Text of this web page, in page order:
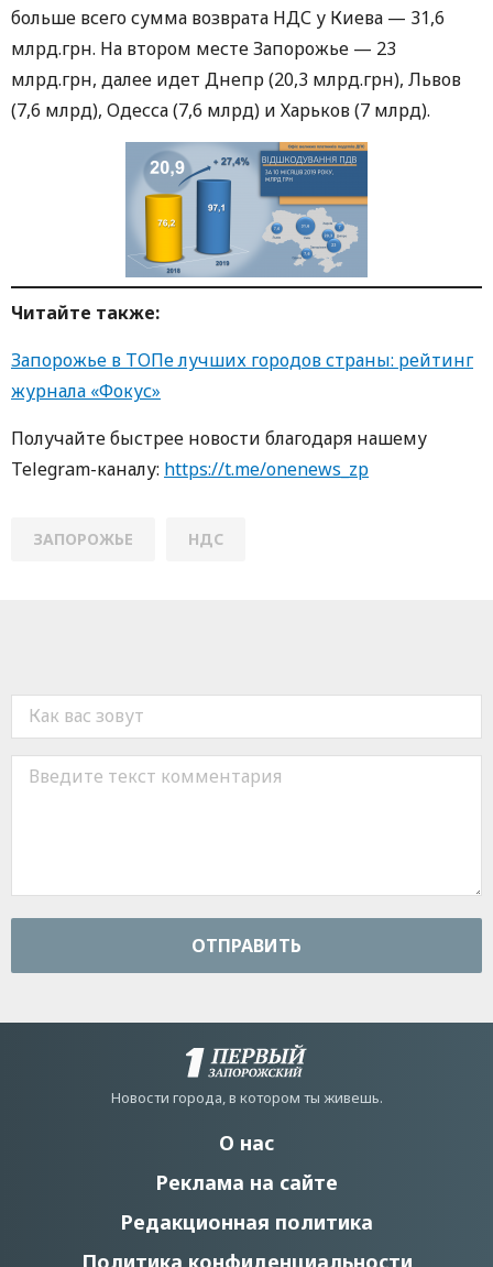
больше всего сумма возврата НДС у Киева — 31,6
млрд.грн. На втором месте Запорожье — 23
млрд.грн, далее идет Днепр (20,3 млрд.грн), Львов
(7,6 млрд), Одесса (7,6 млрд) и Харьков (7 млрд).
Читайте также:
Запорожье в ТОПе лучших городов страны: рейтинг
журнала «Фокус»
Получайте быстрее новости благодаря нашему
Telegram-каналу: https://t.me/onenews_zp
ЗАПОРОЖЬЕ НДС
ОТПРАВИТЬ
Новости города, в котором ты живешь.
О нас
Реклама на сайте
Редакционная политика
Политика конфиденциальности